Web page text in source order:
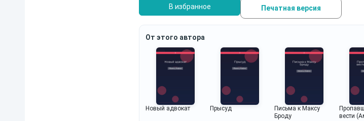
В избранное Печатная версия
От этого автора
Новый адвокат Прысуд
Письма к Максу
Броду
вести